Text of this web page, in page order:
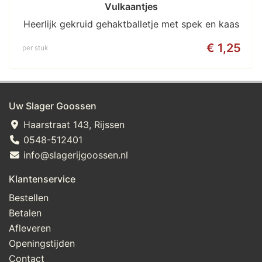
Vulkaantjes
Heerlijk gekruid gehaktballetje met spek en kaas
€ 1,25
per stuk
Uw Slager Goossen
Haarstraat 143, Rijssen
0548-512401
info@slagerijgoossen.nl
Klantenservice
Bestellen
Betalen
Afleveren
Openingstijden
Contact